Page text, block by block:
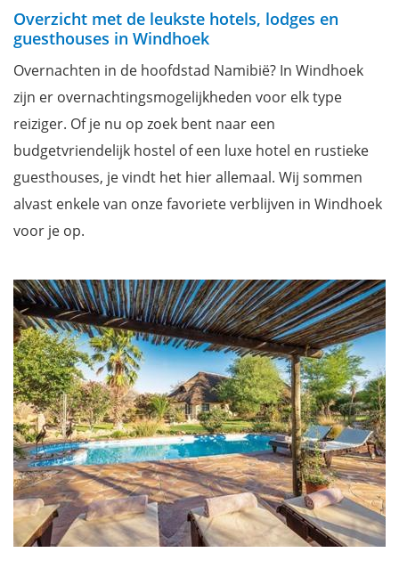
Overzicht met de leukste hotels, lodges en
guesthouses in Windhoek
Overnachten in de hoofdstad Namibië? In Windhoek
zijn er overnachtingsmogelijkheden voor elk type
reiziger. Of je nu op zoek bent naar een
budgetvriendelijk hostel of een luxe hotel en rustieke
guesthouses, je vindt het hier allemaal. Wij sommen
alvast enkele van onze favoriete verblijven in Windhoek
voor je op.